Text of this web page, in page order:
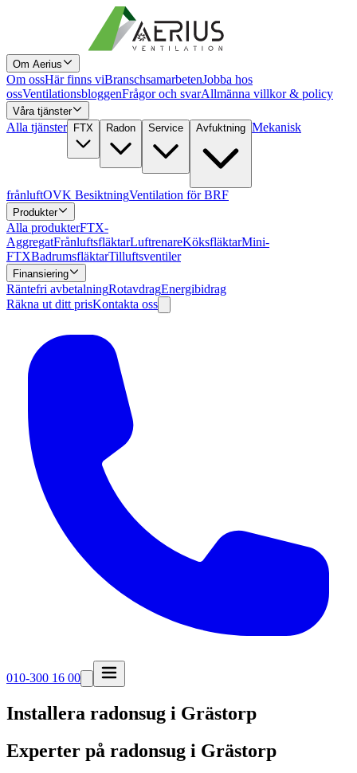
Om Aerius
Om ossHär finns viBranschsamarbetenJobba hos
ossVentilationsbloggenFrågor och svarAllmänna villkor & policy
Våra tjänster
Alla tjänster FTX Radon Service Avfuktning Mekanisk
frånluftOVK BesiktningVentilation för BRF
Produkter
Alla produkterFTX-
AggregatFrånluftsfläktarLuftrenareKöksfläktarMini-
FTXBadrumsfläktarTilluftsventiler
Finansiering
Räntefri avbetalningRotavdragEnergibidrag
Räkna ut ditt prisKontakta oss
010-300 16 00
Installera radonsug i Grästorp
Experter på radonsug i Grästorp